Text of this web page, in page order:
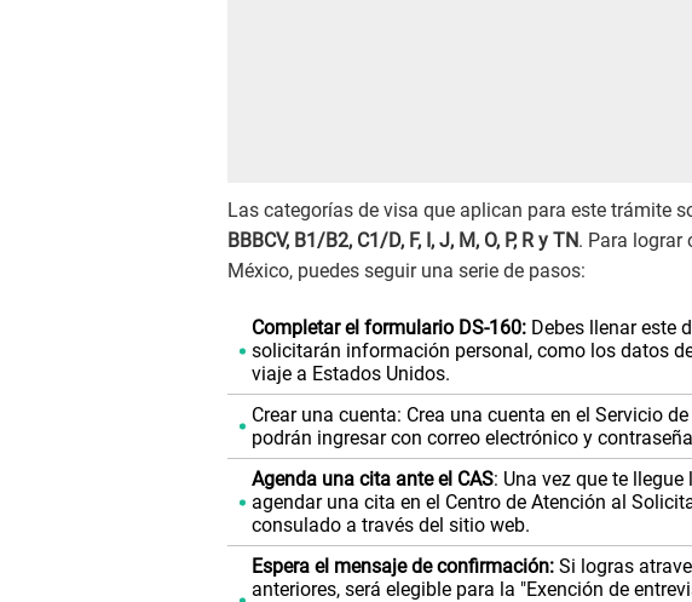
Las categorías de visa que aplican para este trámite
BBBCV, B1/B2, C1/D, F, I, J, M, O, P, R y TN. Para lograr
México, puedes seguir una serie de pasos:
Completar el formulario DS-160: Debes llenar este
solicitarán información personal, como los datos
viaje a Estados Unidos.
Crear una cuenta: Crea una cuenta en el Servicio
podrán ingresar con correo electrónico y contraseña
Agenda una cita ante el CAS: Una vez que te
agendar una cita en el Centro de Atención al
consulado a través del sitio web.
Espera el mensaje de confirmación: Si logras
anteriores, será elegible para la "Exención de